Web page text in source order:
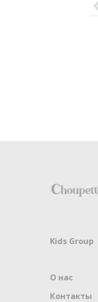
Kids Group
О нас
Контакты